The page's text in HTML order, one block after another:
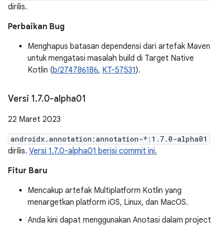
dirilis.
Perbaikan Bug
Menghapus batasan dependensi dari artefak Maven
untuk mengatasi masalah build di Target Native
Kotlin (b/274786186, KT-57531).
Versi 1.7.0-alpha01
22 Maret 2023
androidx.annotation:annotation-*:1.7.0-alpha01
dirilis. Versi 1.7.0-alpha01 berisi commit ini.
Fitur Baru
Mencakup artefak Multiplatform Kotlin yang
menargetkan platform iOS, Linux, dan MacOS.
Anda kini dapat menggunakan Anotasi dalam project